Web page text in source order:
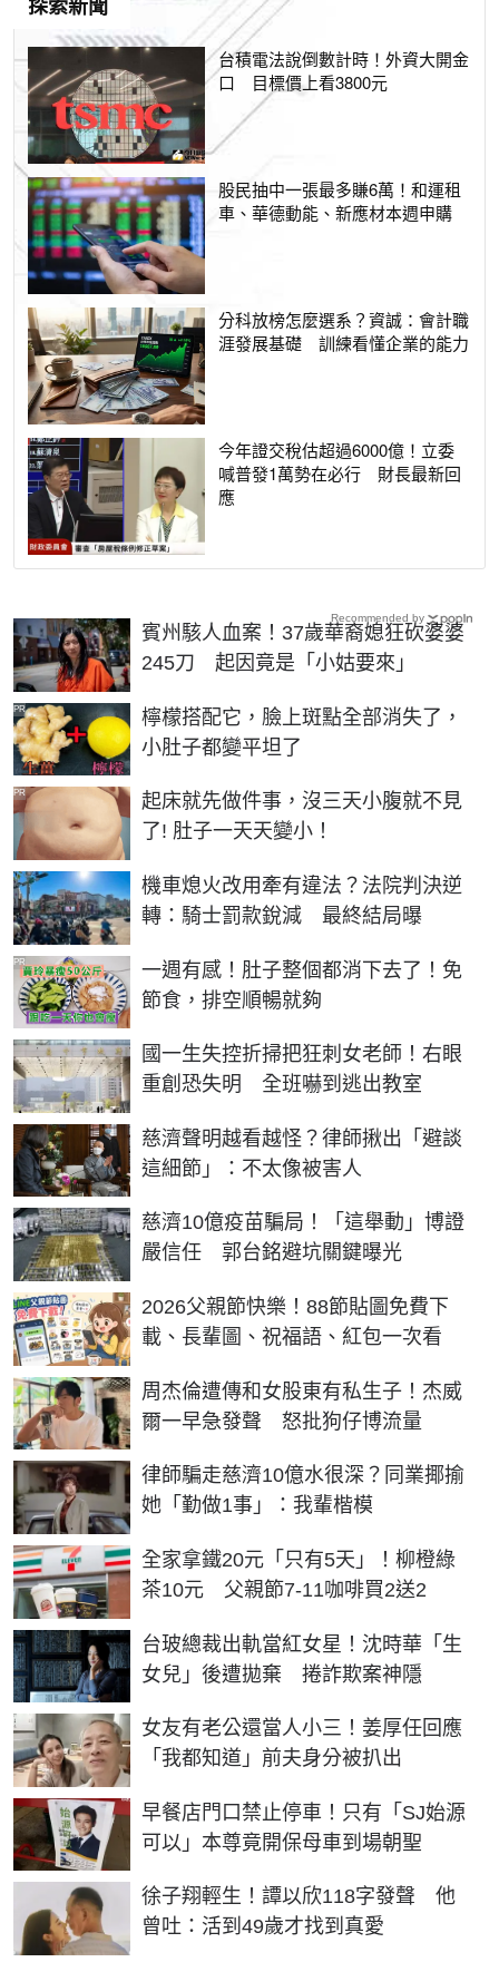
探索新聞
台積電法說倒數計時！外資大開金
口 目標價上看3800元
股民抽中一張最多賺6萬！和運租
車、華德動能、新應材本週申購
分科放榜怎麼選系？資誠：會計職
涯發展基礎 訓練看懂企業的能力
今年證交稅估超過6000億！立委
喊普發1萬勢在必行 財長最新回
應
賓州駭人血案！37歲華裔媳狂砍婆婆
245刀 起因竟是「小姑要來」
檸檬搭配它，臉上斑點全部消失了，
小肚子都變平坦了
PR
起床就先做件事，沒三天小腹就不見
了! 肚子一天天變小！
PR
機車熄火改用牽有違法？法院判決逆
轉：騎士罰款銳減 最終結局曝
一週有感！肚子整個都消下去了！免
節食，排空順暢就夠
PR
國一生失控折掃把狂刺女老師！右眼
重創恐失明 全班嚇到逃出教室
慈濟聲明越看越怪？律師揪出「避談
這細節」：不太像被害人
慈濟10億疫苗騙局！「這舉動」博證
嚴信任 郭台銘避坑關鍵曝光
2026父親節快樂！88節貼圖免費下
載、長輩圖、祝福語、紅包一次看
周杰倫遭傳和女股東有私生子！杰威
爾一早急發聲 怒批狗仔博流量
律師騙走慈濟10億水很深？同業揶揄
她「勤做1事」：我輩楷模
全家拿鐵20元「只有5天」！柳橙綠
茶10元 父親節7-11咖啡買2送2
台玻總裁出軌當紅女星！沈時華「生
女兒」後遭拋棄 捲詐欺案神隱
女友有老公還當人小三！姜厚任回應
「我都知道」前夫身分被扒出
早餐店門口禁止停車！只有「SJ始源
可以」本尊竟開保母車到場朝聖
徐子翔輕生！譚以欣118字發聲 他
曾吐：活到49歲才找到真愛
Recommended by